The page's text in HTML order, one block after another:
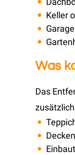
Keller
Was
Das